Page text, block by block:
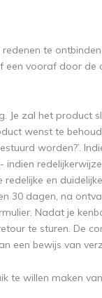
te
een vooraf door de
Je zal het product
wenst te
worden?’.
en
30 dagen, na
Nadat je
te sturen. De
een bewijs van
te willen maken